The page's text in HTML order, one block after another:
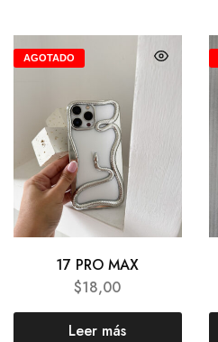
AGOTADO
17 PRO MAX
$18,00
Leer más